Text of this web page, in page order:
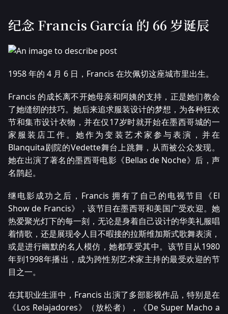
纪念 Francis García 的 66 岁诞辰
1958 年的 4 月 6 日，Francis 在坎佩切这座城市里出生。
Francis 的成长离不开她母亲和阿姨的支持，正是她们教会
了她缝纫的技巧。她后来追求服装设计的梦想，为各种狂欢
节和集市设计衣物，并在仅17岁时就开始在墨西哥城的一
家服装店工作。她作为变装艺术家参与表演，并在
Blanquita剧院的Vedette舞台上跳舞，从而被公众发现。
她在出演了著名的墨西哥电影《Bellas de Noche》后，声
名鹊起。
继电影成功之后，Francis 拥有了自己的电视节目《El
Show de Francis》，该节目在墨西哥和美国广受欢迎。她
热爱聚光灯下的每一刻，无论是身着自己设计的华美礼服唱
着情歌，还是展现令人目不暇接的拉斯维加斯式歌舞表演，
或是进行幽默的名人模仿，她都享受其中。该节目从1980
年到1998年播出，成为跨性别艺术家主持的最受欢迎的节
目之一。
在其职业生涯中，Francis 出演了多部影视作品，特别是在
《Los Relajadores》（放松者），《De Super Macho a